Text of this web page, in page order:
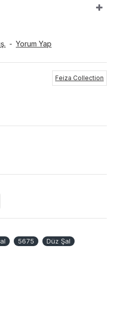
- Yorum Yap
Feiza Collection
5675 Düz Şal